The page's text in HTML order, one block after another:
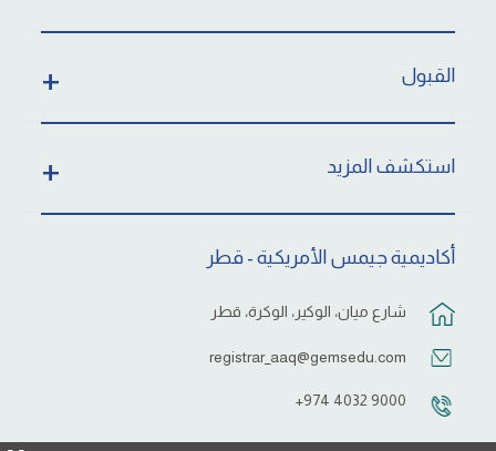
القبول
استكشف المزيد
أكاديمية جيمس الأمريكية - قطر
شارع ميان، الوكير، الوكرة، قطر
registrar_aaq@gemsedu.com
‎+974 4032 9000